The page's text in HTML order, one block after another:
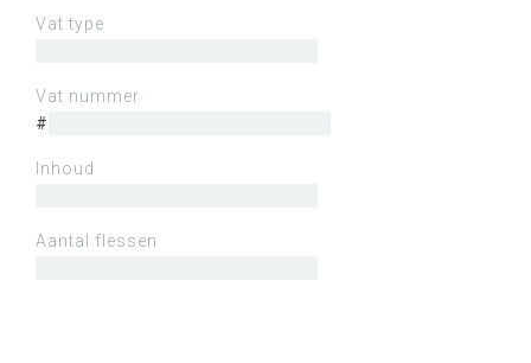
Vat type
Vat nummer
#
Inhoud
Aantal flessen